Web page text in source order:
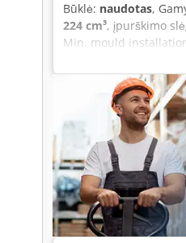
Būklė: naudotas,
224 cm³, įpurškimo
Min. mould
collection of the
50CDC Condition:
stroke: 425 mm Min.
(h x v): 320 x 320
INJECTION UNIT:
Injection pressure:
EQUIPMENT: - Core
DATA: - Installed
Total weight: 3,350 kg